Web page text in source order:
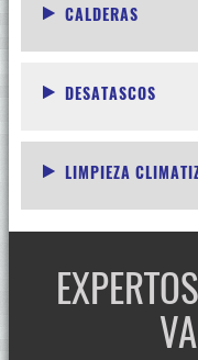
CALDERAS
DESATASCOS
LIMPIEZA